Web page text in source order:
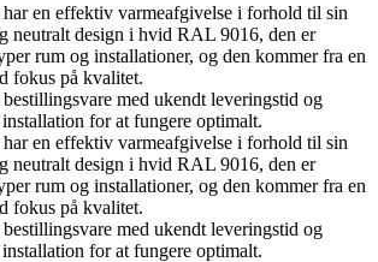
en effektiv varmeafgivelse i forhold til sin
neutralt design i hvid RAL 9016, den er
rum og installationer, og den kommer fra en
fokus på kvalitet.
med ukendt leveringstid og
for at fungere optimalt.
en effektiv varmeafgivelse i forhold til sin
neutralt design i hvid RAL 9016, den er
rum og installationer, og den kommer fra en
fokus på kvalitet.
med ukendt leveringstid og
for at fungere optimalt.